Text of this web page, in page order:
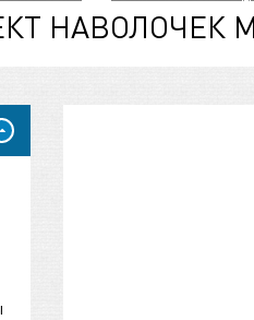
НАВОЛОЧЕК